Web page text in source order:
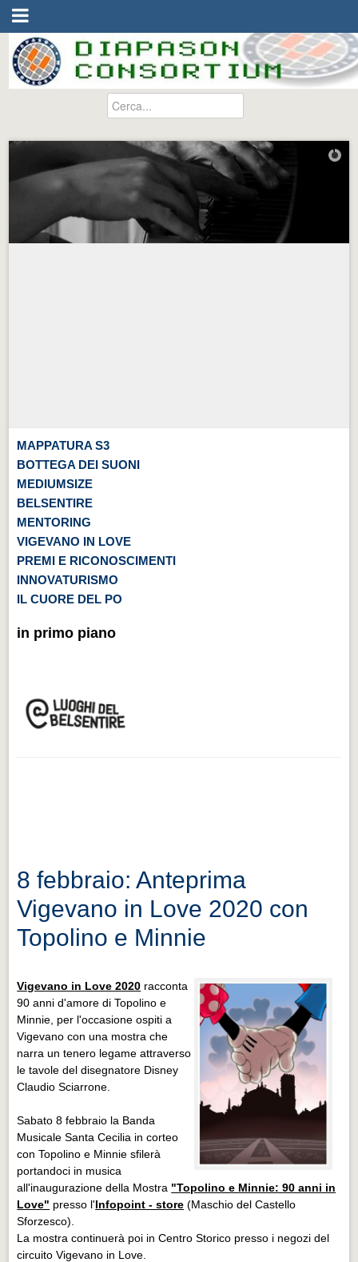
MAPPATURA S3
BOTTEGA DEI SUONI
MEDIUMSIZE
BELSENTIRE
MENTORING
VIGEVANO IN LOVE
PREMI E RICONOSCIMENTI
INNOVATURISMO
IL CUORE DEL PO
in primo piano
8 febbraio: Anteprima
Vigevano in Love 2020 con
Topolino e Minnie
Vigevano in Love 2020 racconta
90 anni d'amore di Topolino e
Minnie, per l'occasione ospiti a
Vigevano con una mostra che
narra un tenero legame attraverso
le tavole del disegnatore Disney
Claudio Sciarrone.
Sabato 8 febbraio la Banda
Musicale Santa Cecilia in corteo
con Topolino e Minnie sfilerà
portandoci in musica
all'inaugurazione della Mostra "Topolino e Minnie: 90 anni in
Love" presso l'Infopoint - store (Maschio del Castello
Sforzesco).
La mostra continuerà poi in Centro Storico presso i negozi del
circuito Vigevano in Love.